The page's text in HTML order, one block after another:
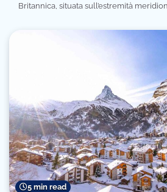
Britannica, situata sull’estremità
5 min read